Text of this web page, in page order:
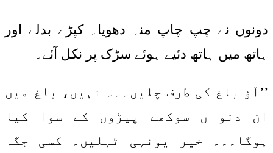
دونوں نے چپ چاپ منہ دھویا۔ کپڑے بدلے اور
ہاتھ میں ہاتھ دئیے ہوئے سڑک پر نکل آئے۔
’’آؤ باغ کی طرف چلیں۔۔۔ نہیں، باغ میں
ان دنو ں سوکھے پیڑوں کے سوا کیا
ہوگا۔۔۔ خیر یونہی ٹہلیں۔ کسی جگہ